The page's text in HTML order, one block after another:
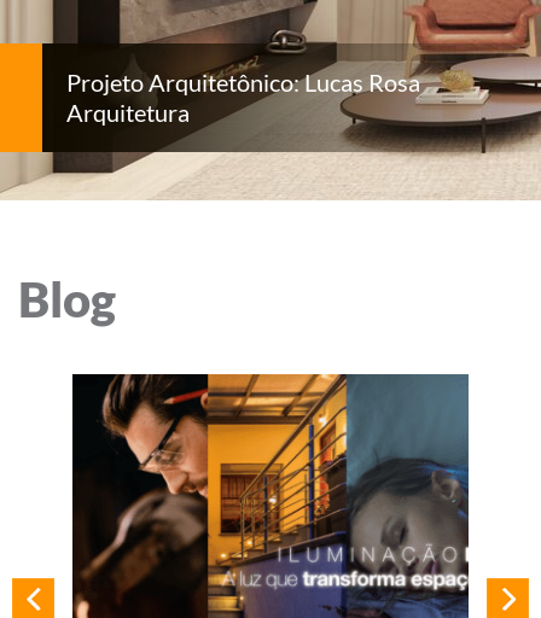
Projeto Arquitetônico: Lucas Rosa
Arquitetura
Blog